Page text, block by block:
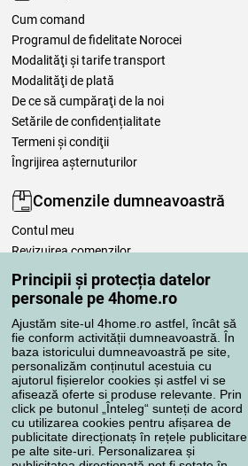
Principii și protecția datelor
personale pe 4home.ro
Ajustăm site-ul 4home.ro astfel, încât să
fie conform activității dumneavoastră. În
baza istoricului dumneavoastră pe site,
personalizăm conținutul acestuia cu
ajutorul fișierelor cookies și astfel vi se
afisează oferte si produse relevante. Prin
click pe butonul „Înteleg“ sunteți de acord
cu utilizarea cookies pentru afișarea de
publicitate direcționatș în rețele publicitare
pe alte site-uri. Personalizarea și
Cum comand
Programul de fidelitate Norocei
Modalităţi şi tarife transport
Modalităţi de plată
De ce să cumpăraţi de la noi
Setările de confidențialitate
Termeni şi condiţii
Îngrijirea așternuturilor
Comenzile dumneavoastră
Contul meu
Revizuirea comenzilor
Reclamaţii
Retragere de la contract
Regulile de procesare a recenziilor
Metode de transport
Metode de plată